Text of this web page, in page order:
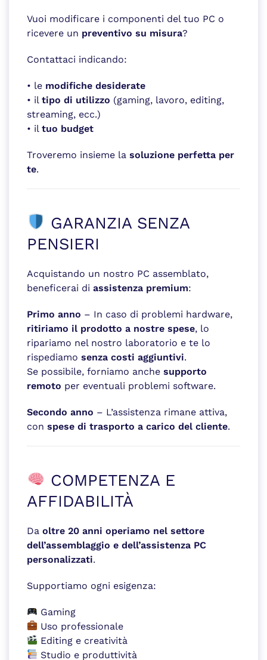
Vuoi modificare i componenti del tuo PC o
ricevere un preventivo su misura?
Contattaci indicando:
• le modifiche desiderate
• il tipo di utilizzo (gaming, lavoro, editing,
streaming, ecc.)
• il tuo budget
Troveremo insieme la soluzione perfetta per
te.
GARANZIA SENZA
PENSIERI
Acquistando un nostro PC assemblato,
beneficerai di assistenza premium:
Primo anno – In caso di problemi hardware,
ritiriamo il prodotto a nostre spese, lo
ripariamo nel nostro laboratorio e te lo
rispediamo senza costi aggiuntivi.
Se possibile, forniamo anche supporto
remoto per eventuali problemi software.
Secondo anno – L’assistenza rimane attiva,
con spese di trasporto a carico del cliente.
COMPETENZA E
AFFIDABILITÀ
Da oltre 20 anni operiamo nel settore
dell’assemblaggio e dell’assistenza PC
personalizzati.
Supportiamo ogni esigenza:
Gaming
Uso professionale
Editing e creatività
Studio e produttività